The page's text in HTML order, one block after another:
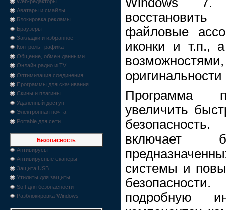
Аватары и смайлы
Блокировка рекламы
Браузеры
Закладки и избранное
Контроль трафика
Общение, обмен данными
Онлайн радио и TV
Оптимизация соединения
Программы для скачивания
Скины и плагины
Удаленный доступ
Электронная почта
Portable для сети
Безопасность
Антивирусы
Антивирусные сканеры
Защита USB
Утилиты для защиты
Soft для безопасности
Разблокировка Windows
файловые
иконки и т.п.,
Программа
увеличить
включает
системы и
подробную